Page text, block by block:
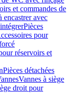
et commandes de
encastrer avec
Pièces
pour
réservoirs et
Pièces détachées
Vannes à siège
droit pour